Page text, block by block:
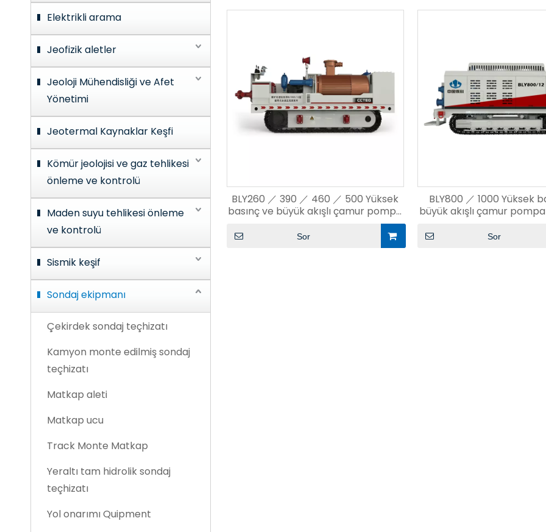
Elektrikli arama
Jeofizik aletler
Jeoloji Mühendisliği ve Afet
Yönetimi
Jeotermal Kaynaklar Keşfi
Kömür jeolojisi ve gaz tehlikesi
önleme ve kontrolü
Maden suyu tehlikesi önleme
ve kontrolü
Sismik keşif
Sondaj ekipmanı
Çekirdek sondaj teçhizatı
Kamyon monte edilmiş sondaj
teçhizatı
Matkap aleti
Matkap ucu
Track Monte Matkap
Yeraltı tam hidrolik sondaj
teçhizatı
Yol onarımı Quipment
BLY260 ／ 390 ／ 460 ／ 500 Yüksek
basınç ve büyük akışlı çamur pompa
Sor
BLY800 ／ 1000 Yüksek
büyük akışlı çamur
Sor